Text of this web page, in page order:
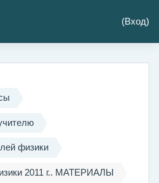
(Вход)
физики
2011 г.. МАТЕРИАЛЫ